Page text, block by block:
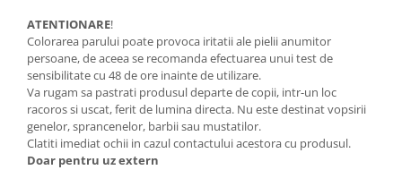
ATENTIONARE!
Colorarea parului poate provoca iritatii ale pielii anumitor
persoane, de aceea se recomanda efectuarea unui test de
sensibilitate cu 48 de ore inainte de utilizare.
Va rugam sa pastrati produsul departe de copii, intr-un loc
racoros si uscat, ferit de lumina directa. Nu este destinat vopsirii
genelor, sprancenelor, barbii sau mustatilor.
Clatiti imediat ochii in cazul contactului acestora cu produsul.
Doar pentru uz extern